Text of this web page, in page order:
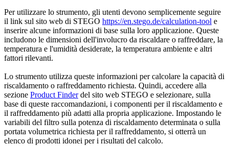
Per utilizzare lo strumento, gli utenti devono semplicemente seguire
il link sul sito web di STEGO https://en.stego.de/calculation-tool e
inserire alcune informazioni di base sulla loro applicazione. Queste
includono le dimensioni dell'involucro da riscaldare o raffreddare, la
temperatura e l'umidità desiderate, la temperatura ambiente e altri
fattori rilevanti.
Lo strumento utilizza queste informazioni per calcolare la capacità di
riscaldamento o raffreddamento richiesta. Quindi, accedere alla
sezione Product Finderdel sito web STEGO e selezionare, sulla
base di queste raccomandazioni, i componenti per il riscaldamento e
il raffreddamento più adatti alla propria applicazione. Impostando le
variabili del filtro sulla potenza di riscaldamento determinata o sulla
portata volumetrica richiesta per il raffreddamento, si otterrà un
elenco di prodotti idonei per i risultati del calcolo.